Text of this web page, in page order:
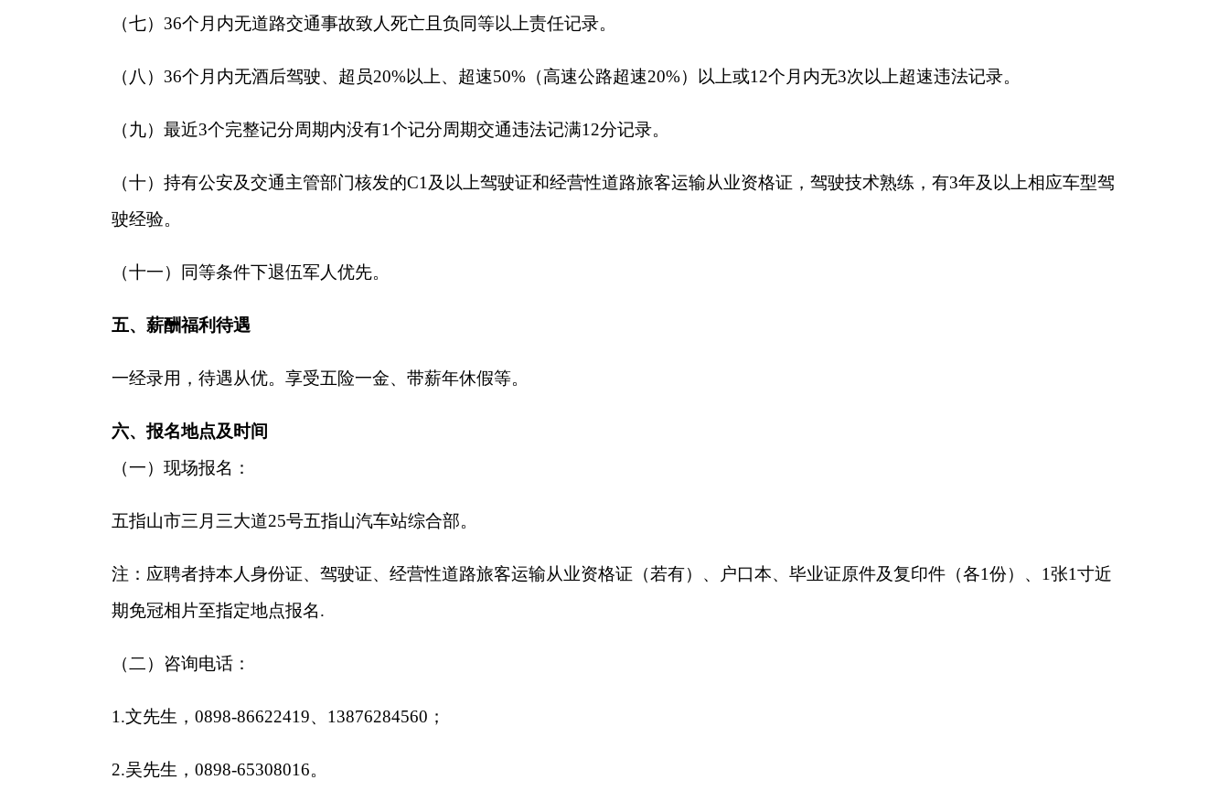
（七） 36个月内无道路交通事故致人死亡且负同等以上责任记录。
（ 八 ） 36个月 内无酒后驾驶、超员20%以上、超速50%（高速公路超速20%）以上或12个月内无3次以上超速违法记录。
（九）最近3个完整记分周期内没有1个记分周期交通违法记满12分记录。
（十）持有公安及交通主管部门核发的C1及以上驾驶证和经营性道路旅客运输从业资格证，驾驶技术熟练，有3年及以上相应车型驾
驶经验。
（十一）同等条件下退伍军人优先。
五、薪酬福利待遇
一经录用，待遇从优。享受五险一金、带薪年休假等。
六、报名地点及时间
（一） 现场报名：
五指山市三月三大道25号五指山汽车站综合部。
注： 应聘者持本人身份证、驾驶证、经营性道路旅客运输从业资格证（若有）、户口本、毕业证原件及复印件（各1份）、1张1寸近
期免冠相片至指定地点报名.
（二） 咨询电话：
1.文先生，0898-86622419、13876284560；
2.吴先生， 0898-65308016。